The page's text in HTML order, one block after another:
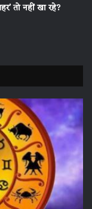
तो नहीं खा रहे?